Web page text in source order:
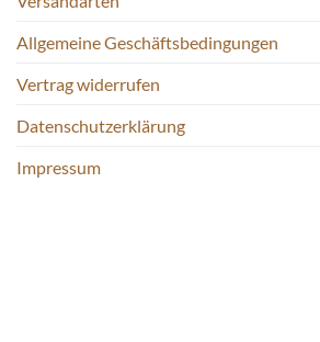
Allgemeine Geschäftsbedingungen
Vertrag widerrufen
Datenschutzerklärung
Impressum